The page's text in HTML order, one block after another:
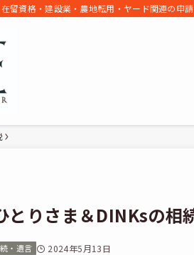
留資格・建設業・農地転用・ヤード関連の申
とりさま＆DINKsの
・遺言 2024年5月13日